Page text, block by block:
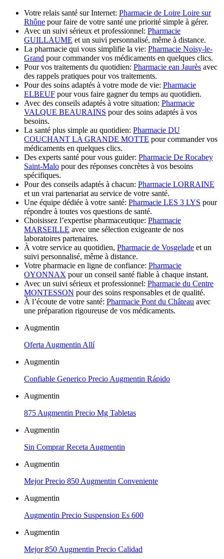
Votre relais santé sur Internet: Pharmacie de Loire Loire sur
Rhône pour faire de votre santé une priorité simple à gérer.
Avec un suivi sérieux et professionnel: Pharmacie
GUILLAUME et un suivi personnalisé, même à distance.
La pharmacie qui vous simplifie la vie: Pharmacie Noisy-le-
Grand pour commander vos médicaments en quelques clics.
Pour vos traitements du quotidien: Pharmacie ean Jaurès avec
des rappels pratiques pour vos traitements.
Pour des soins adaptés à votre mode de vie: Pharmacie
ELBEUF pour vous faire gagner du temps au quotidien.
Avec des conseils adaptés à votre situation: Pharmacie
VALQUE BEAURAINS pour des soins adaptés à vos
besoins.
La santé plus simple au quotidien: Pharmacie DU
COUCHANT LA GRANDE MOTTE pour commander vos
médicaments en quelques clics.
Des experts santé pour vous guider: Pharmacie De Rocabey
Saint-Malo pour des réponses concrètes à vos besoins
spécifiques.
Pour des conseils adaptés à chacun: Pharmacie LORRAINE
et un vrai partenariat au service de votre santé.
Une équipe dédiée à votre santé: Pharmacie LES 3 LYS pour
répondre à toutes vos questions de santé.
Choisissez l’expertise pharmaceutique: Pharmacie
MARSEILLE avec une sélection exigeante de nos
laboratoires partenaires.
À votre service au quotidien, Pharmacie de Vosgelade et un
suivi personnalisé, même à distance.
Votre pharmacie en ligne de confiance: Pharmacie
OYONNAX pour un conseil santé fiable à chaque instant.
Avec un suivi sérieux et professionnel: Pharmacie du Centre
MONTESSON pour des soins responsables et de qualité.
À l’écoute de votre santé: Pharmacie Pont du Château avec
une préparation rigoureuse de vos médicaments.
Augmentin
Oferta Augmentin Allí
Augmentin
Confiable Generico Precio Augmentin Rápido
Augmentin
875 Augmentin Precio Mg Tabletas
Augmentin
Sin Comprar Receta Augmentin
Augmentin
Mejor Precio 850 Augmentin Conveniente
Augmentin
Augmentin Precio Suspension Es 600
Augmentin
Mejor 850 Augmentin Precio Calidad